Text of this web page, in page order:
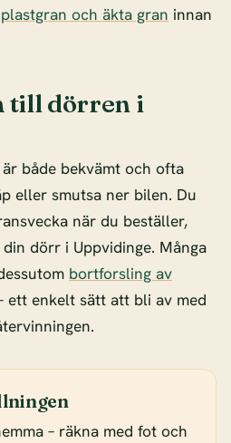
plastgran och äkta gran innan
till dörren i
både bekvämt och ofta
eller smutsa ner bilen. Du
när du beställer,
dörr i Uppvidinge. Många
bortforsling av
ett enkelt sätt att bli av med
– räkna med fot och